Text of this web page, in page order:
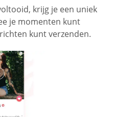
krijg je een uniek
je momenten kunt
kunt verzenden.